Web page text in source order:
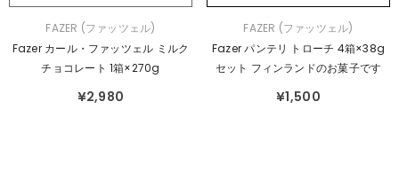
売
FAZER (ファッツェル)
Fazer カール・ファッツェル ミルク
チョコレート 1箱×270g
¥2,980
売
元：
FAZER (ファッツェル)
Fazer パンテリ トローチ 4箱×38g
セット フィンランドのお菓子です
¥1,500